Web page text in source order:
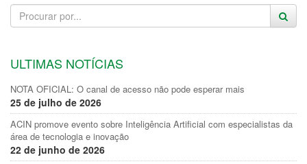
ULTIMAS NOTÍCIAS
NOTA OFICIAL: O canal de acesso não pode esperar mais
25 de julho de 2026
ACIN promove evento sobre Inteligência Artificial com especialistas da
área de tecnologia e inovação
22 de junho de 2026